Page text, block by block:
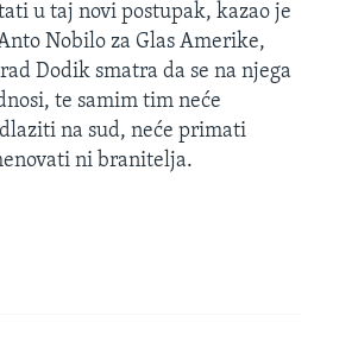
u taj novi postupak, kazao je
Nobilo za Glas Amerike,
Dodik smatra da se na njega
te samim tim neće
na sud, neće primati
ni branitelja.